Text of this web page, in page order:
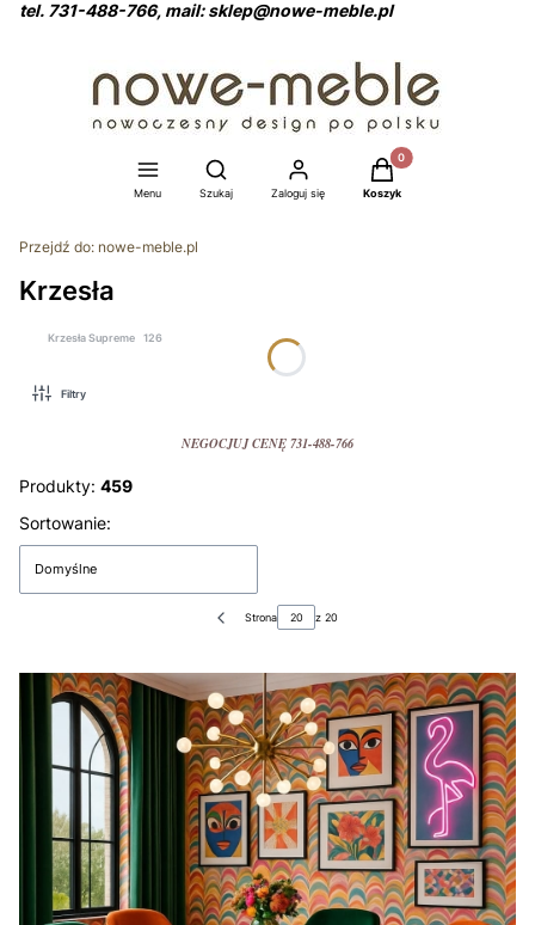
tel. 731-488-766, mail: sklep@nowe-meble.pl
Menu
Otwórz wyszukiwarkę
Szukaj Zaloguj się
Produkty w koszyku:
Koszyk
Przejdź do: nowe-meble.pl
Krzesła
Krzesła Supreme 126
Filtry
NEGOCJUJ CENĘ 731-488-766
Produkty: 459
Lista produktów
Sortowanie:
Domyślne
Poprzednie produkty
Strona z 20